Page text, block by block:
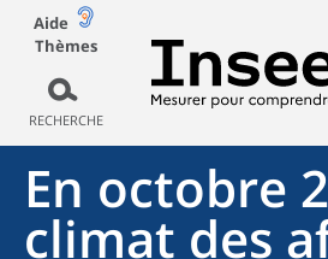
Aide
Thèmes
RECHERCHE
En octobre
climat des